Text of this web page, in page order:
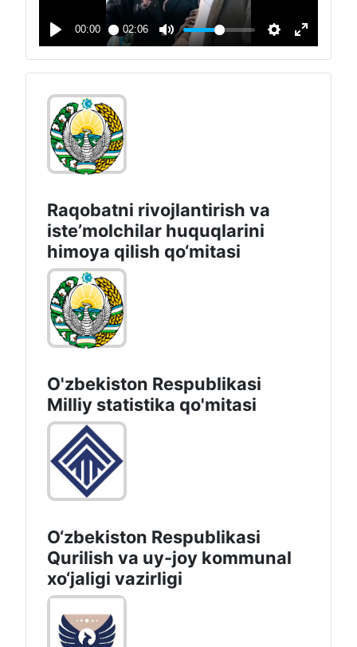
Raqobatni rivojlantirish va
isteʼmolchilar huquqlarini
himoya qilish qo‘mitasi
O'zbekiston Respublikasi
Milliy statistika qo'mitasi
O‘zbekiston Respublikasi
Qurilish va uy-joy kommunal
xo‘jaligi vazirligi